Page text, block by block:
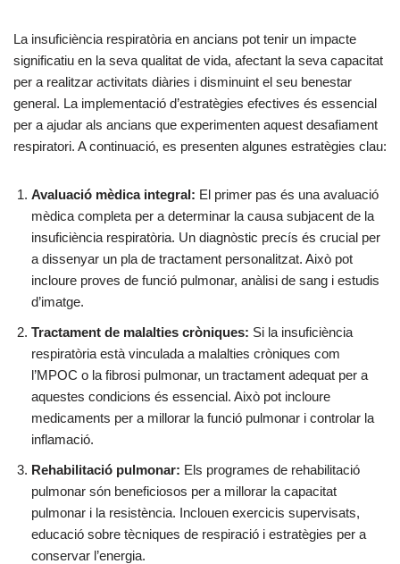
La insuficiència respiratòria en ancians pot tenir un impacte
significatiu en la seva qualitat de vida, afectant la seva capacitat
per a realitzar activitats diàries i disminuint el seu benestar
general. La implementació d’estratègies efectives és essencial
per a ajudar als ancians que experimenten aquest desafiament
respiratori. A continuació, es presenten algunes estratègies clau:
Avaluació mèdica integral: El primer pas és una avaluació
mèdica completa per a determinar la causa subjacent de la
insuficiència respiratòria. Un diagnòstic precís és crucial per
a dissenyar un pla de tractament personalitzat. Això pot
incloure proves de funció pulmonar, anàlisi de sang i estudis
d’imatge.
Tractament de malalties cròniques: Si la insuficiència
respiratòria està vinculada a malalties cròniques com
l’MPOC o la fibrosi pulmonar, un tractament adequat per a
aquestes condicions és essencial. Això pot incloure
medicaments per a millorar la funció pulmonar i controlar la
inflamació.
Rehabilitació pulmonar: Els programes de rehabilitació
pulmonar són beneficiosos per a millorar la capacitat
pulmonar i la resistència. Inclouen exercicis supervisats,
educació sobre tècniques de respiració i estratègies per a
conservar l’energia.